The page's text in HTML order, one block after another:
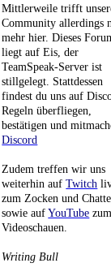
Mittlerweile trifft
Community allerdings
mehr hier. Dieses
liegt auf Eis, der
TeamSpeak-Server ist
stillgelegt. Stattdessen
findest du uns auf
Regeln überfliegen,
bestätigen und
Discord
Zudem treffen wir uns
weiterhin aufTwitch
zum Zocken und
sowie aufYouTube
Videoschauen.
Writing Bull